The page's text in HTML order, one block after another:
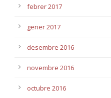
febrer 2017
gener 2017
desembre 2016
novembre 2016
octubre 2016